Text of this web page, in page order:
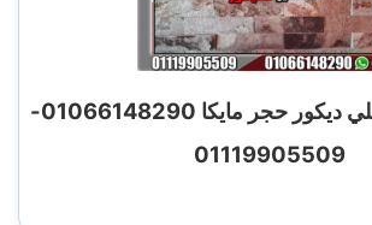
حجر مودرن داخلي ديكور حجر مايكا 01066148290-
01119905509